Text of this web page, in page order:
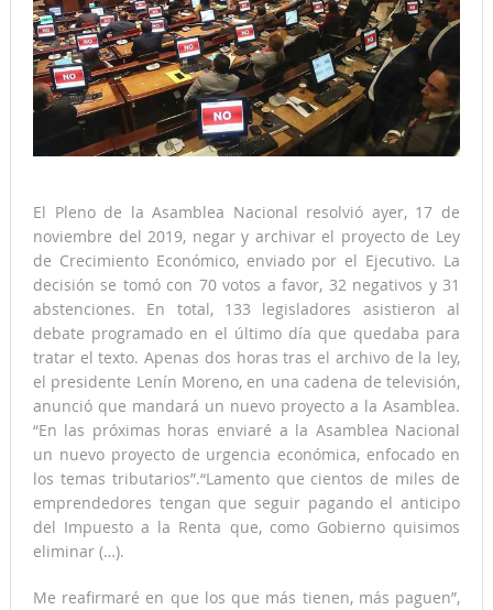
El Pleno de la Asamblea Nacional resolvió ayer, 17 de
noviembre del 2019, negar y archivar el proyecto de Ley
de Crecimiento Económico, enviado por el Ejecutivo. La
decisión se tomó con 70 votos a favor, 32 negativos y 31
abstenciones. En total, 133 legisladores asistieron al
debate programado en el último día que quedaba para
tratar el texto. Apenas dos horas tras el archivo de la ley,
el presidente Lenín Moreno, en una cadena de televisión,
anunció que mandará un nuevo proyecto a la Asamblea.
“En las próximas horas enviaré a la Asamblea Nacional
un nuevo proyecto de urgencia económica, enfocado en
los temas tributarios”.“Lamento que cientos de miles de
emprendedores tengan que seguir pagando el anticipo
del Impuesto a la Renta que, como Gobierno quisimos
eliminar (…).
Me reafirmaré en que los que más tienen, más paguen”,